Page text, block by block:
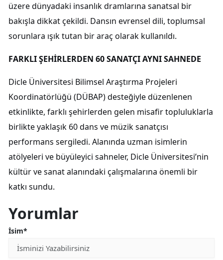
üzere dünyadaki insanlık dramlarına sanatsal bir
bakışla dikkat çekildi. Dansın evrensel dili, toplumsal
sorunlara ışık tutan bir araç olarak kullanıldı.
FARKLI ŞEHİRLERDEN 60 SANATÇI AYNI SAHNEDE
Dicle Üniversitesi Bilimsel Araştırma Projeleri
Koordinatörlüğü (DÜBAP) desteğiyle düzenlenen
etkinlikte, farklı şehirlerden gelen misafir topluluklarla
birlikte yaklaşık 60 dans ve müzik sanatçısı
performans sergiledi. Alanında uzman isimlerin
atölyeleri ve büyüleyici sahneler, Dicle Üniversitesi’nin
kültür ve sanat alanındaki çalışmalarına önemli bir
katkı sundu.
Yorumlar
İsim*